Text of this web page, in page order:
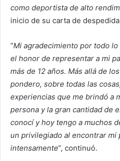
como deportista de alto
inicio de su carta de
“Mi agradecimiento por todo
el honor de representar a mi
más de 12 años. Más allá de
pondero, sobre todas las
experiencias que me brindó a
persona y la gran cantidad de
conocí y hoy tengo a muchos
un privilegiado al encontrar mi
intensamente”, continuó.